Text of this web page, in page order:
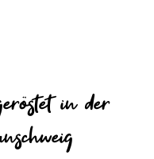
in der